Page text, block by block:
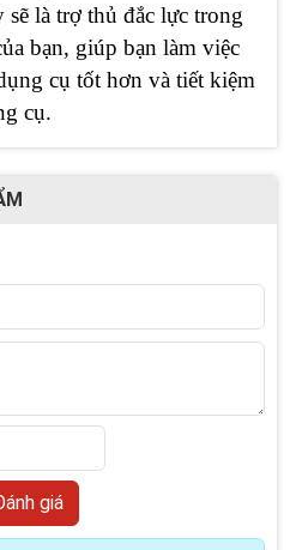
là trợ thủ đắc lực trong
bạn, giúp bạn làm việc
cụ tốt hơn và tiết kiệm
cụ.